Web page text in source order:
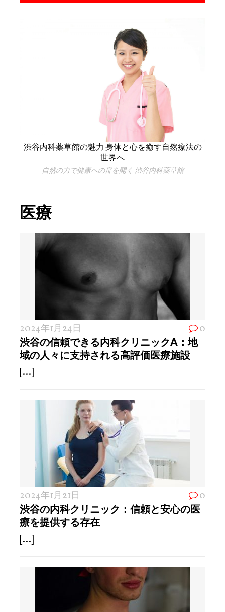
渋谷内科薬草館の魅力 身体と心を癒す自然療法の
世界へ
自然の力で健康への扉を開く 渋谷内科薬草館
医療
2024年1月24日 0
渋谷の信頼できる内科クリニックA：地
域の人々に支持される高評価医療施設
[...]
2024年1月21日 0
渋谷の内科クリニック：信頼と安心の医
療を提供する存在
[...]